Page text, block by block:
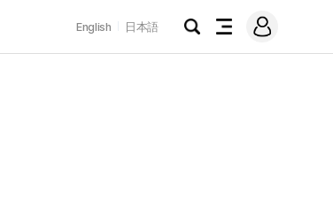
English 日本語
검
전
메
그